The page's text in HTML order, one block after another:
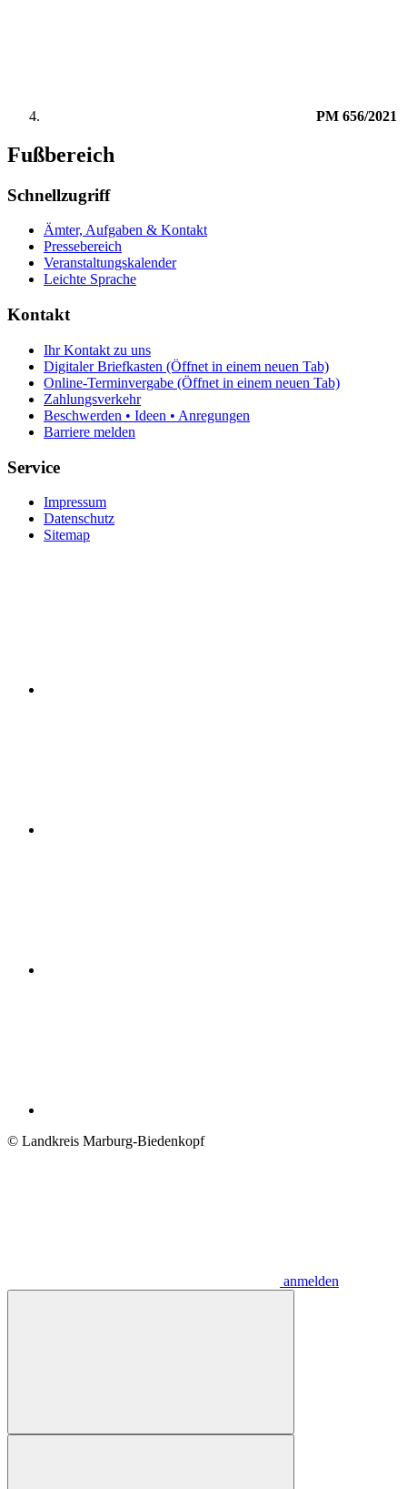
PM 656/2021
Fußbereich
Schnellzugriff
Ämter, Aufgaben & Kontakt
Pressebereich
Veranstaltungskalender
Leichte Sprache
Kontakt
Ihr Kontakt zu uns
Digitaler Briefkasten (Öffnet in einem neuen Tab)
Online-Terminvergabe (Öffnet in einem neuen Tab)
Zahlungsverkehr
Beschwerden • Ideen • Anregungen
Barriere melden
Service
Impressum
Datenschutz
Sitemap
© Landkreis Marburg-Biedenkopf
anmelden